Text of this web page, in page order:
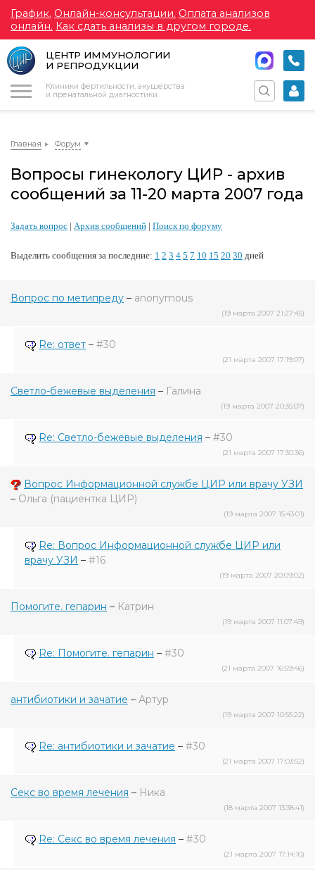
График. Онлайн-консультации. Оплата анализов
онлайн. Как сдать анализы в другом городе.
ЦЕНТР ИММУНОЛОГИИ
И РЕПРОДУКЦИИ
Клиники фертильности, акушерства
и пренатальной диагностики
Главная Форум
Вопросы гинекологу ЦИР - архив
сообщений за 11-20 марта 2007 года
Задать вопрос | Архив сообщений | Поиск по форуму
Выделить сообщения за последние: 1 2 3 4 5 7 10 15 20 30 дней
Вопрос по метипреду – anonymous
(19 марта 2007 21:27:45)
Re: ответ – #30
(21 марта 2007 17:19:07)
Светло-бежевые выделения – Галина
(19 марта 2007 20:35:07)
Re: Светло-бежевые выделения – #30
(21 марта 2007 17:30:36)
Вопрос Информационной службе ЦИР или врачу УЗИ
– Ольга (пациентка ЦИР)
(19 марта 2007 15:43:01)
Re: Вопрос Информационной службе ЦИР или
врачу УЗИ – #16
(19 марта 2007 20:09:02)
Помогите. гепарин – Катрин
(19 марта 2007 11:07:49)
Re: Помогите. гепарин – #30
(21 марта 2007 16:59:46)
антибиотики и зачатие – Артур
(19 марта 2007 10:55:22)
Re: антибиотики и зачатие – #30
(21 марта 2007 17:03:52)
Секс во время лечения – Ника
(18 марта 2007 13:38:41)
Re: Секс во время лечения – #30
(21 марта 2007 17:14:10)